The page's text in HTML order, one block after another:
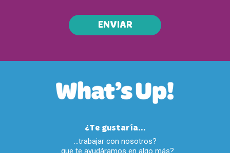
ENVIAR
¿Te gustaría...
…trabajar con nosotros?
…que te ayudáramos en algo más?